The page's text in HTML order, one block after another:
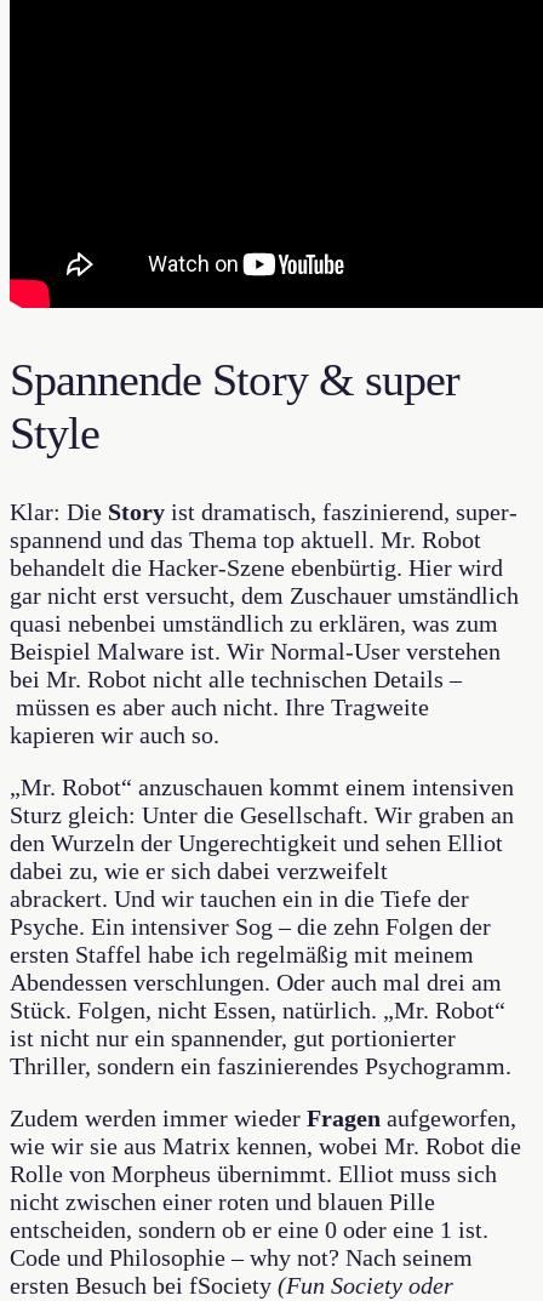
Spannende Story & super
Style
Klar: Die Story ist dramatisch, faszinierend, super-
spannend und das Thema top aktuell. Mr. Robot
behandelt die Hacker-Szene ebenbürtig. Hier wird
gar nicht erst versucht, dem Zuschauer umständlich
quasi nebenbei umständlich zu erklären, was zum
Beispiel Malware ist. Wir Normal-User verstehen
bei Mr. Robot nicht alle technischen Details –
müssen es aber auch nicht. Ihre Tragweite
kapieren wir auch so.
„Mr. Robot“ anzuschauen kommt einem intensiven
Sturz gleich: Unter die Gesellschaft. Wir graben an
den Wurzeln der Ungerechtigkeit und sehen Elliot
dabei zu, wie er sich dabei verzweifelt
abrackert. Und wir tauchen ein in die Tiefe der
Psyche. Ein intensiver Sog – die zehn Folgen der
ersten Staffel habe ich regelmäßig mit meinem
Abendessen verschlungen. Oder auch mal drei am
Stück. Folgen, nicht Essen, natürlich. „Mr. Robot“
ist nicht nur ein spannender, gut portionierter
Thriller, sondern ein faszinierendes Psychogramm.
Zudem werden immer wieder Fragen aufgeworfen,
wie wir sie aus Matrix kennen, wobei Mr. Robot die
Rolle von Morpheus übernimmt. Elliot muss sich
nicht zwischen einer roten und blauen Pille
entscheiden, sondern ob er eine 0 oder eine 1 ist.
Code und Philosophie – why not? Nach seinem
ersten Besuch bei fSociety (Fun Society oder